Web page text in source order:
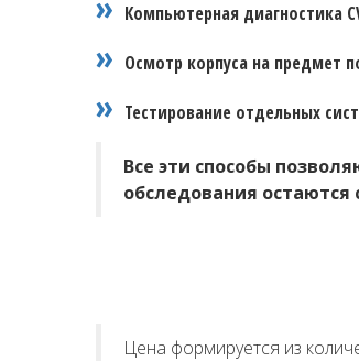
Компьютерная диагностика
Осмотр корпуса на предмет
Тестирование отдельных
Все эти способы
обследования
Цена формируется из